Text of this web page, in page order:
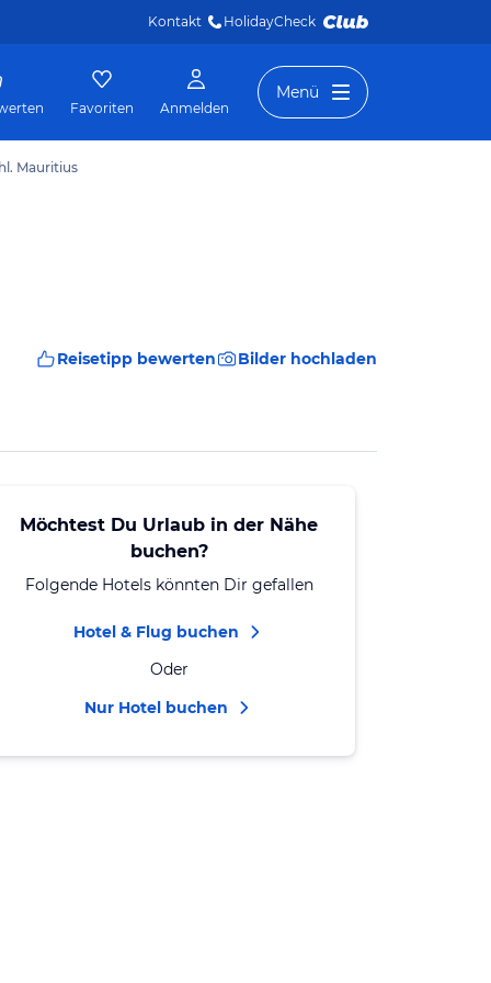
Kontakt HolidayCheck
Favoriten Anmelden
Menü
Mauritius
Reisetipp bewerten Bilder hochladen
Möchtest Du Urlaub in der Nähe
buchen?
Folgende Hotels könnten Dir gefallen
Hotel & Flug buchen
Oder
Nur Hotel buchen